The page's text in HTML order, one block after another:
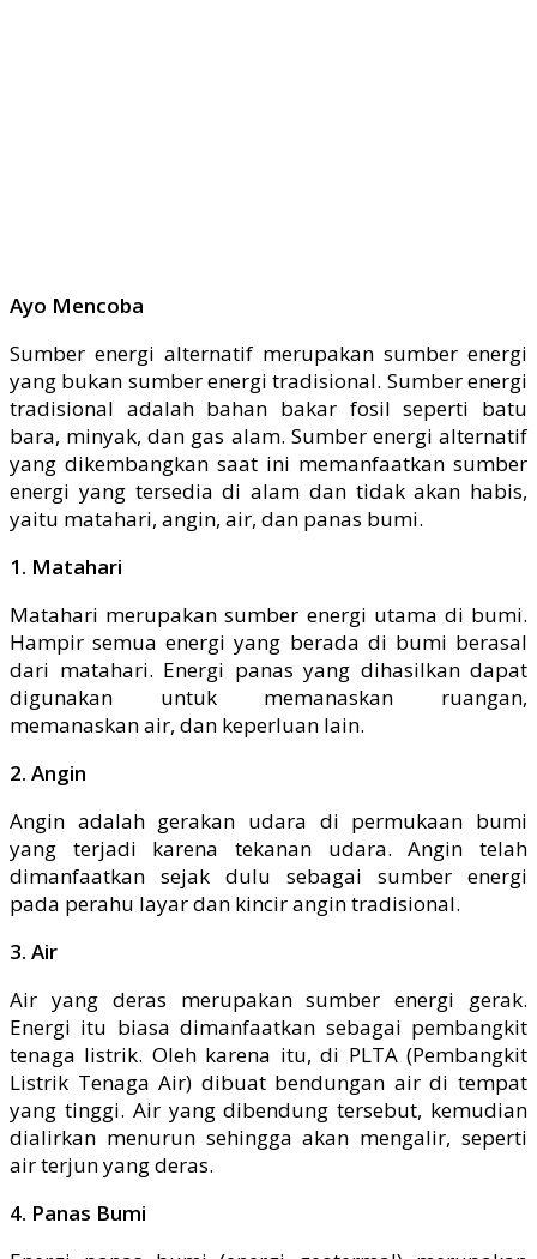
Ayo Mencoba
Sumber energi alternatif merupakan sumber energi
yang bukan sumber energi tradisional. Sumber energi
tradisional adalah bahan bakar fosil seperti batu
bara, minyak, dan gas alam. Sumber energi alternatif
yang dikembangkan saat ini memanfaatkan sumber
energi yang tersedia di alam dan tidak akan habis,
yaitu matahari, angin, air, dan panas bumi.
1. Matahari
Matahari merupakan sumber energi utama di bumi.
Hampir semua energi yang berada di bumi berasal
dari matahari. Energi panas yang dihasilkan dapat
digunakan untuk memanaskan ruangan,
memanaskan air, dan keperluan lain.
2. Angin
Angin adalah gerakan udara di permukaan bumi
yang terjadi karena tekanan udara. Angin telah
dimanfaatkan sejak dulu sebagai sumber energi
pada perahu layar dan kincir angin tradisional.
3. Air
Air yang deras merupakan sumber energi gerak.
Energi itu biasa dimanfaatkan sebagai pembangkit
tenaga listrik. Oleh karena itu, di PLTA (Pembangkit
Listrik Tenaga Air) dibuat bendungan air di tempat
yang tinggi. Air yang dibendung tersebut, kemudian
dialirkan menurun sehingga akan mengalir, seperti
air terjun yang deras.
4. Panas Bumi